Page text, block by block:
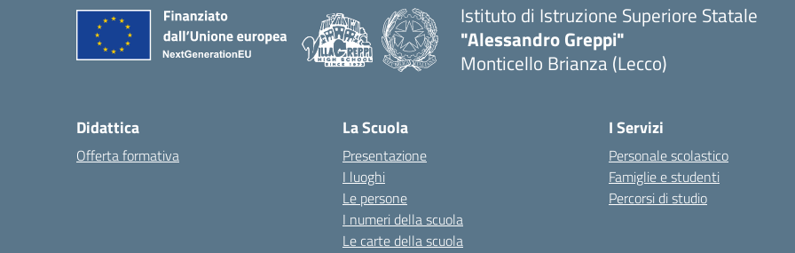
Istituto di Istruzione Superiore Statale
"Alessandro Greppi"
Monticello Brianza (Lecco)
Didattica
Offerta formativa
La Scuola
Presentazione
I luoghi
Le persone
I numeri della scuola
Le carte della scuola
I Servizi
Personale scolastico
Famiglie e studenti
Percorsi di studio